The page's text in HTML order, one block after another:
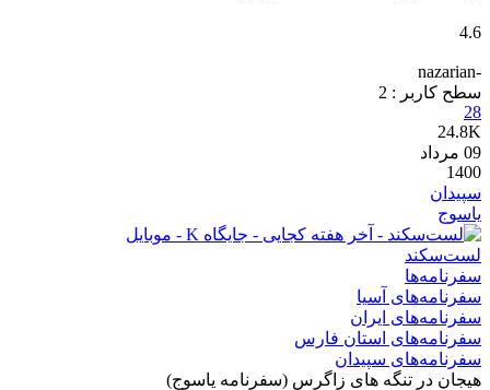
4.6
-nazarian
سطح کاربر : 2
28
24.8K
09 مرداد
1400
سپیدان
یاسوج
لست‌سکند
سفرنامه‌ها
سفرنامه‌های آسیا
سفرنامه‌های ایران
سفرنامه‌های استان فارس
سفرنامه‌های سپیدان
هیجان در تنگه های زاگرس (سفرنامه یاسوج)